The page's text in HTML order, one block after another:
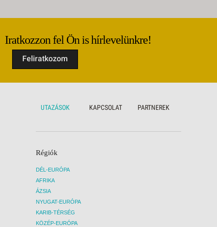
Iratkozzon fel Ön is hírlevelünkre!
Feliratkozom
UTAZÁSOK KAPCSOLAT PARTNEREK
Régiók
DÉL-EURÓPA
AFRIKA
ÁZSIA
NYUGAT-EURÓPA
KARIB-TÉRSÉG
KÖZÉP-EURÓPA